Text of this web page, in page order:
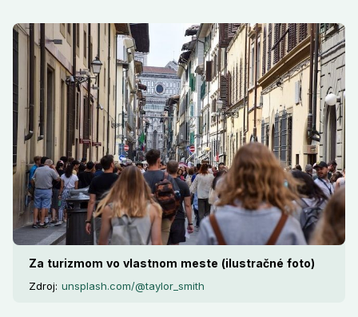
Za turizmom vo vlastnom meste (ilustračné foto)
Zdroj: unsplash.com/@taylor_smith